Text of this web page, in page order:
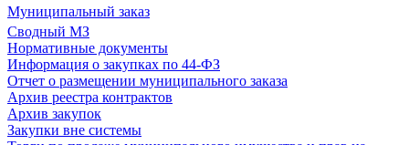
Муниципальный заказ
Сводный МЗ
Нормативные документы
Информация о закупках по 44-ФЗ
Отчет о размещении муниципального заказа
Архив реестра контрактов
Архив закупок
Закупки вне системы